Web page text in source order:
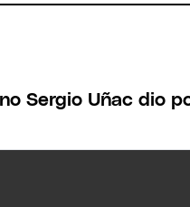
Sergio Uñac dio